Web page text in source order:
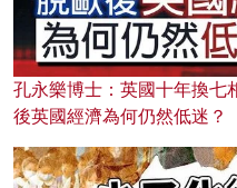
孔永樂博士：英國十年換七
後英國經濟為何仍然低迷？